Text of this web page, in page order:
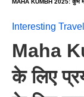
MAHA KUMBH 2025: कुंभ मेले
Interesting
Maha
के लिए